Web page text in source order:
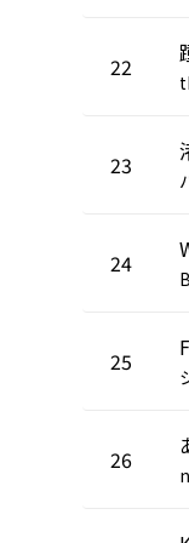
22
23
24
25
26